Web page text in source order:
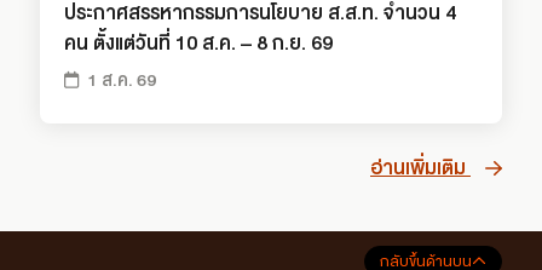
ประกาศสรรหากรรมการนโยบาย ส.ส.ท. จำนวน 4
คน ตั้งแต่วันที่ 10 ส.ค. – 8 ก.ย. 69
1 ส.ค. 69
อ่านเพิ่มเติม
กลับขึ้นด้านบน